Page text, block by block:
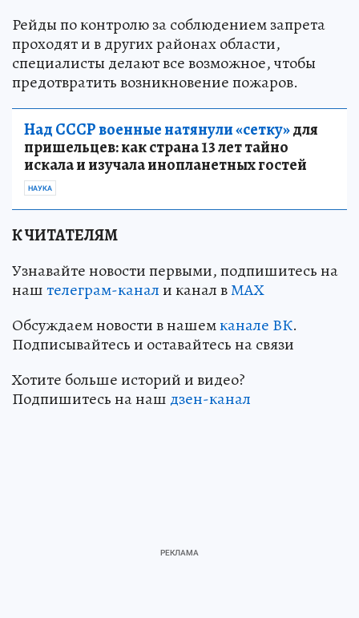
Рейды по контролю за соблюдением запрета
проходят и в других районах области,
специалисты делают все возможное, чтобы
предотвратить возникновение пожаров.
Над СССР военные натянули «сетку»для
пришельцев: как страна 13 лет тайно
искала и изучала инопланетных гостей
НАУКА
К ЧИТАТЕЛЯМ
Узнавайте новости первыми, подпишитесь на
наштелеграм-канали канал вМАХ
Обсуждаем новости в нашемканале ВК.
Подписывайтесь и оставайтесь на связи
Хотите больше историй и видео?
Подпишитесь на наш дзен-канал